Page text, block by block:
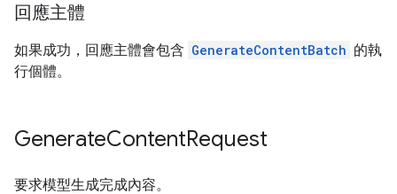
回應主體
如果成功，回應主體會包含 GenerateContentBatch 的執
行個體。
GenerateContentRequest
要求模型生成完成內容。